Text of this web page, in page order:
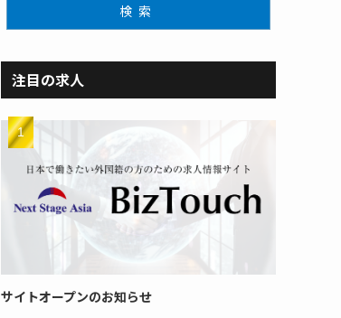
検索
注目の求人
サイトオープンのお知らせ